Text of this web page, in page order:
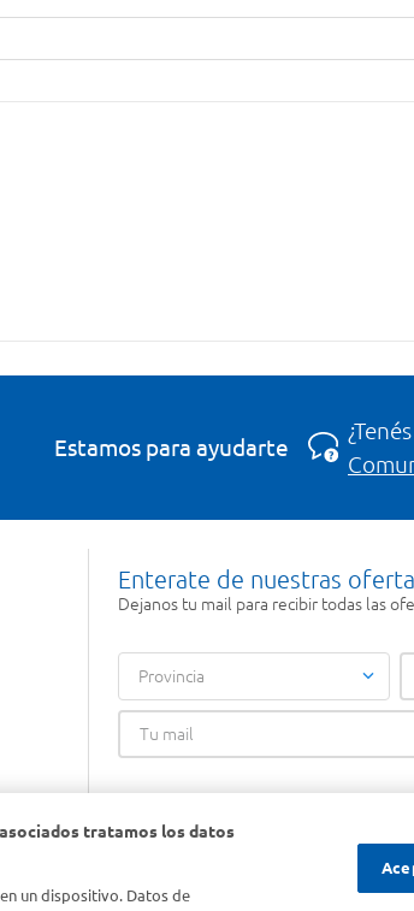
Estamos para ayudarte
Enterate de nuestras
Dejanos tu mail para recibir todas las
Provincia
tratamos los datos
un dispositivo. Datos de